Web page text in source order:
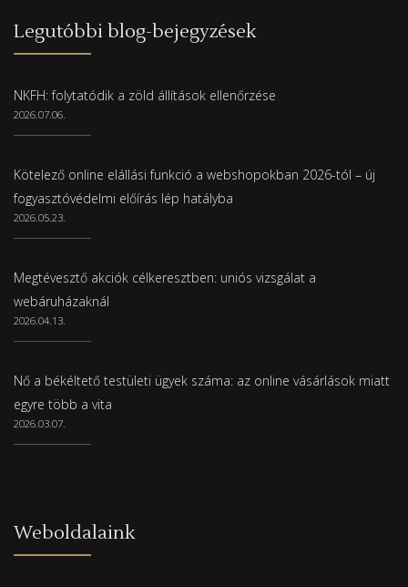
Legutóbbi blog-bejegyzések
NKFH: folytatódik a zöld állítások ellenőrzése
2026.07.06.
Kötelező online elállási funkció a webshopokban 2026-tól – új
fogyasztóvédelmi előírás lép hatályba
2026.05.23.
Megtévesztő akciók célkeresztben: uniós vizsgálat a
webáruházaknál
2026.04.13.
Nő a békéltető testületi ügyek száma: az online vásárlások miatt
egyre több a vita
2026.03.07.
Weboldalaink